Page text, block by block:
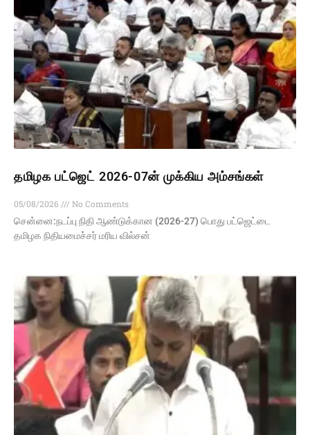
தமிழக பட்ஜெட் 2026-07ன் முக்கிய அம்சங்கள்
05/08/2026
No Comments
சென்னை:நடப்பு நிதி ஆண்​டுக்​கான (2026-27) பொது பட்ஜெட்​டை
தமிழக நிதியமைச்சர் மரிய வில்சன்